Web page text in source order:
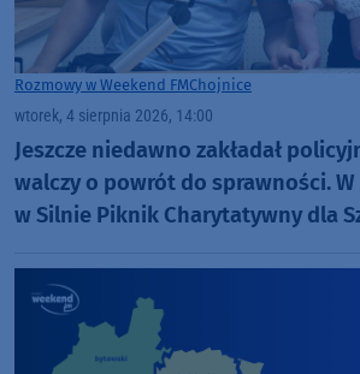
Rozmowy w Weekend FMChojnice
wtorek, 4 sierpnia 2026, 14:00
Jeszcze niedawno zakładał
walczy o powrót do sprawności.
w Silnie Piknik Charytatywny dla